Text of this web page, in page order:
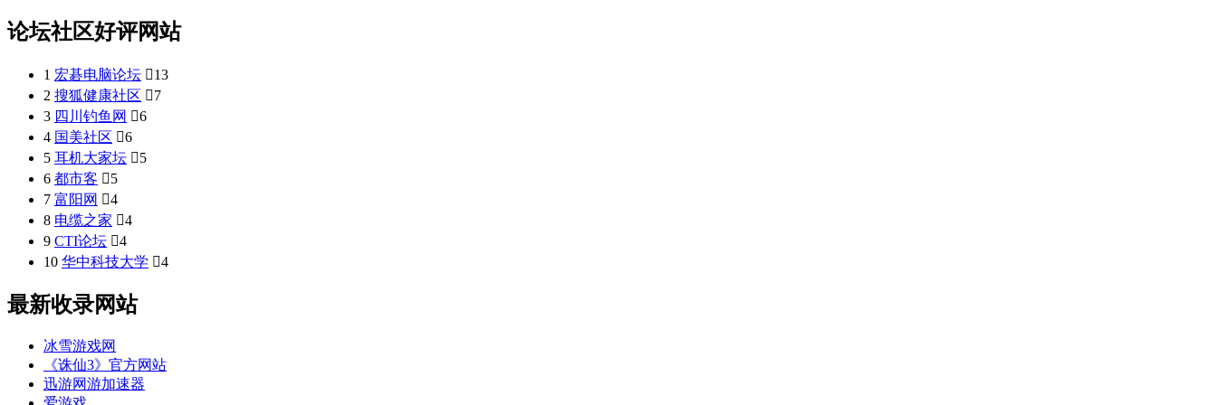
论坛社区好评网站
1 宏碁电脑论坛 13
2 搜狐健康社区 7
3 四川钓鱼网 6
4 国美社区 6
5 耳机大家坛 5
6 都市客 5
7 富阳网 4
8 电缆之家 4
9 CTI论坛 4
10 华中科技大学 4
最新收录网站
冰雪游戏网
《诛仙3》官方网站
迅游网游加速器